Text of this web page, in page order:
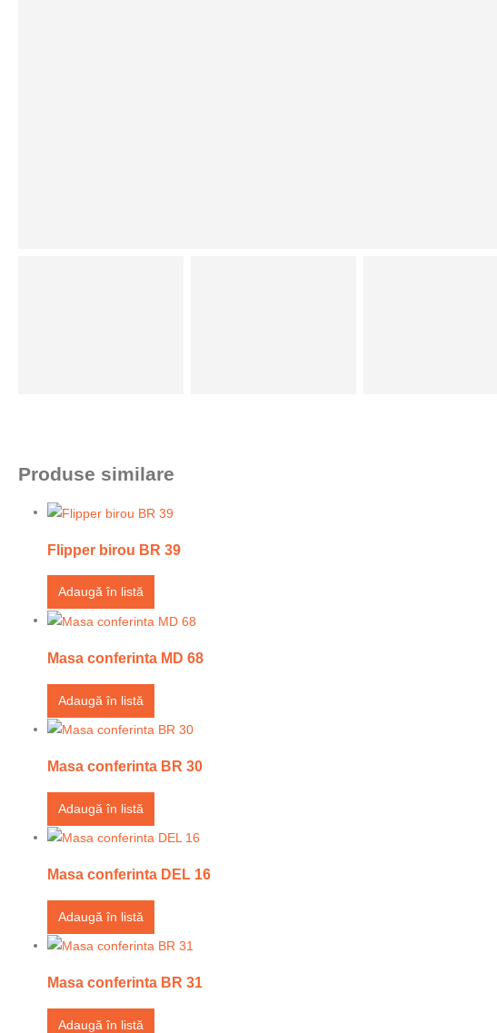
Produse similare
Flipper birou BR 39
Adaugă în listă
Masa conferinta MD 68
Adaugă în listă
Masa conferinta BR 30
Adaugă în listă
Masa conferinta DEL 16
Adaugă în listă
Masa conferinta BR 31
Adaugă în listă